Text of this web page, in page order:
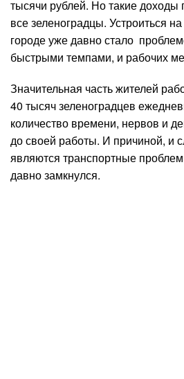
тысячи рублей. Но такие доходы
все зеленоградцы. Устроиться
городе уже давно стало
быстрыми темпами, и рабочих
Значительная часть жителей
40 тысяч зеленоградцев
количество времени, нервов и
до своей работы. И причиной, и
являются транспортные
давно замкнулся.